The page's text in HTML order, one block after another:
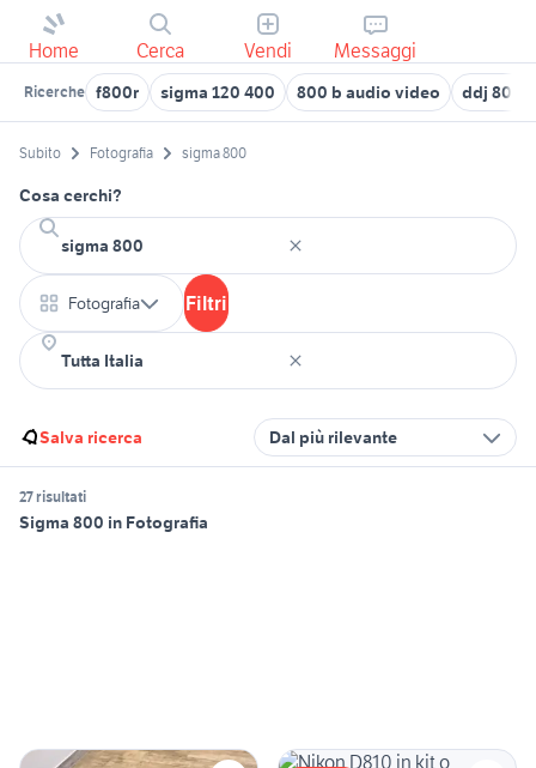
Home Cerca Vendi Messaggi
Ricerche f800r sigma 120 400 800 b audio video ddj 800
Subito Fotografia sigma 800
Cosa cerchi?
Fotografia Filtri
Salva ricerca Dal più rilevante
27 risultati
Sigma 800 in Fotografia